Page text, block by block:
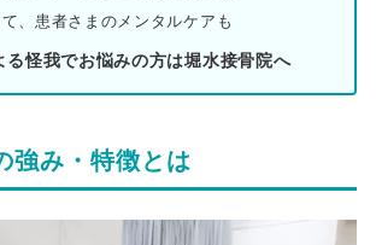
、患者さまのメンタルケアも
る怪我でお悩みの方は堀水接骨院へ
強み・特徴とは